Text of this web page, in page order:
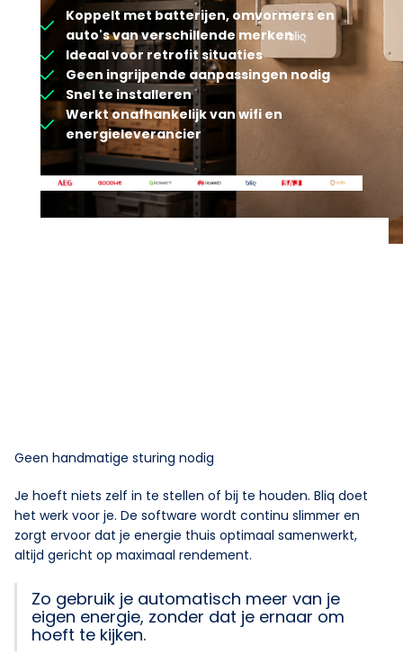
Koppelt met batterijen, omvormers en
auto's van verschillende merken
Ideaal voor retrofit situaties
Geen ingrijpende aanpassingen nodig
Snel te installeren
Werkt onafhankelijk van wifi en
energieleverancier
Geen handmatige sturing nodig
Je hoeft niets zelf in te stellen of bij te houden. Bliq doet
het werk voor je. De software wordt continu slimmer en
zorgt ervoor dat je energie thuis optimaal samenwerkt,
altijd gericht op maximaal rendement.
Zo gebruik je automatisch meer van je
eigen energie, zonder dat je ernaar om
hoeft te kijken.